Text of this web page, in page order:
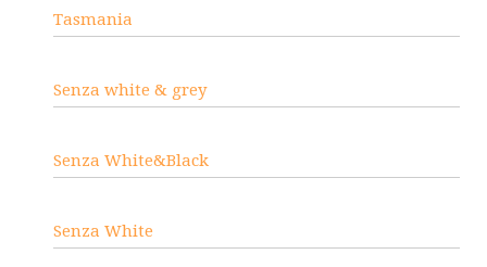
Tasmania
Senza white & grey
Senza White&Black
Senza White